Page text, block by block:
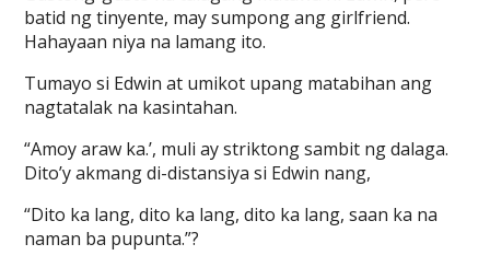
batid ng tinyente, may sumpong ang girlfriend.
Hahayaan niya na lamang ito.
Tumayo si Edwin at umikot upang matabihan ang
nagtatalak na kasintahan.
“Amoy araw ka.’, muli ay striktong sambit ng dalaga.
Dito’y akmang di-distansiya si Edwin nang,
“Dito ka lang, dito ka lang, dito ka lang, saan ka na
naman ba pupunta.”?